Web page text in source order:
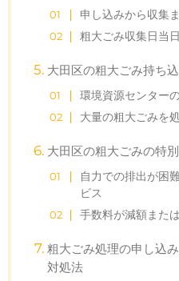
申し込みから収集
粗大ごみ収集日当
大田区の粗大ごみ持ち
環境資源センター
大量の粗大ごみを
大田区の粗大ごみの特
自力での排出が困
ビス
手数料が減額また
粗大ごみ処理の申し込
対処法